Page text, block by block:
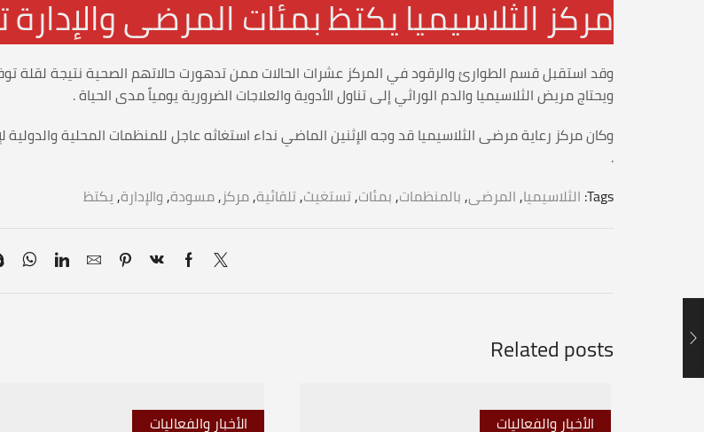
مركز الثلاسيميا يكتظ بمئات المرضى
وقد استقبل قسم الطوارئ والرقود في المركز عشرات الحالات ممن تدهورت حالاتهم الصحية نتيجة لقلة توفر
ويحتاج مريض الثلاسيميا والدم الوراثي إلى تناول الأدوية والعلاجات الضرورية يومياً مدى الحياة .
وكان مركز رعاية مرضى الثلاسيميا قد وجه الإثنين الماضي نداء استغاثه عاجل للمنظمات المحلية
.
Tags: الثلاسيميا,المرضى,بالمنظمات,بمئات,تستغيث,تلقائية,مركز,مسودة,والإدارة,يكتظ
Related posts
الأخبار والفعاليات الأخبار والفعاليات